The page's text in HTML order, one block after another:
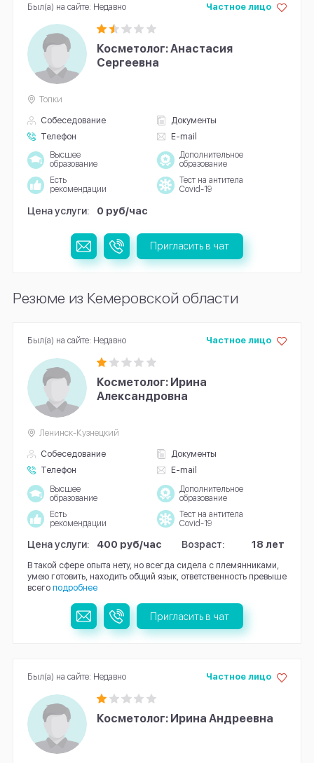
Косметолог: Анастасия
Сергеевна
Собеседование
Документы
Телефон
E-mail
Частное лицо
Топки
Высшее
образование
Дополнительное
образование
Есть
рекомендации
Тест на антитела
Covid-19
Цена услуги: 0 руб/час
Был(а) на сайте: Недавно
Пригласить в чат
Резюме из Кемеровской области
Косметолог: Ирина
Александровна
Собеседование
Документы
Телефон
E-mail
Частное лицо
Ленинск-Кузнецкий
Высшее
образование
Дополнительное
образование
Есть
рекомендации
Тест на антитела
Covid-19
Цена услуги: 400 руб/час Возраст: 18 лет
В такой сфере опыта нету, но всегда сидела с племянниками,
умею готовить, находить общий язык, ответственность превыше
всего подробнее
Был(а) на сайте: Недавно
Пригласить в чат
Косметолог: Ирина Андреевна
Частное лицо
Был(а) на сайте: Недавно